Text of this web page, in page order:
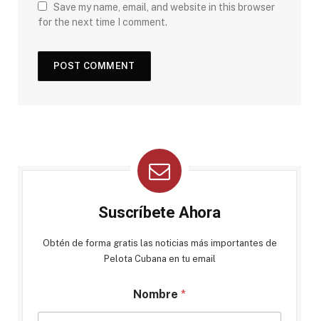
Save my name, email, and website in this browser
for the next time I comment.
Suscríbete Ahora
Obtén de forma gratis las noticias más importantes de
Pelota Cubana en tu email
Nombre *